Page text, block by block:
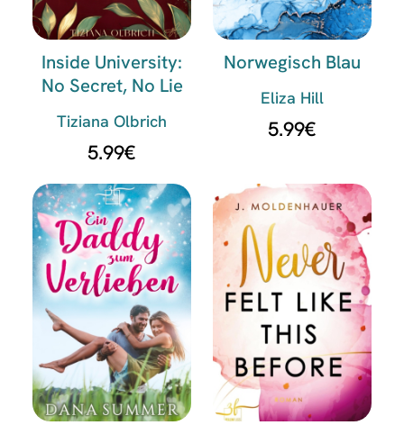
Inside University:
No Secret, No Lie
Tiziana Olbrich
5.99€
Norwegisch Blau
Eliza Hill
5.99€